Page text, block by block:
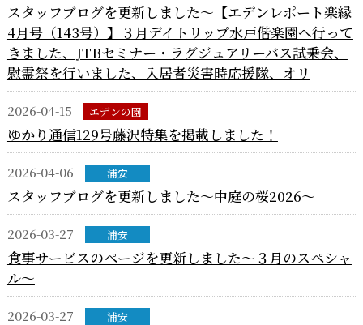
スタッフブログを更新しました～【エデンレポート楽縁
4月号（143号）】３月デイトリップ水戸偕楽園へ行って
きました、JTBセミナー・ラグジュアリーバス試乗会、
慰霊祭を行いました、入居者災害時応援隊、オリ
2026-04-15 エデンの園
ゆかり通信129号藤沢特集を掲載しました！
2026-04-06 浦安
スタッフブログを更新しました～中庭の桜2026～
2026-03-27 浦安
食事サービスのページを更新しました～３月のスペシャ
ル～
2026-03-27 浦安